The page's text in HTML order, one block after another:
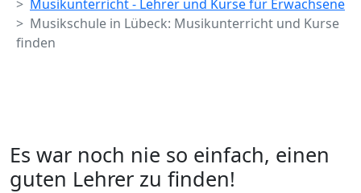
Musikunterricht - Lehrer und Kurse für Erwachsene
Musikschule in Lübeck: Musikunterricht und Kurse
finden
Es war noch nie so einfach, einen
guten Lehrer zu finden!